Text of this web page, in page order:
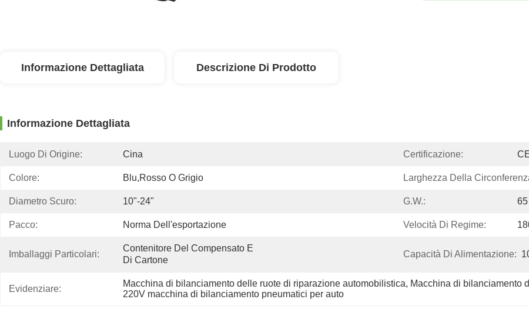
Informazione Dettagliata Descrizione Di Prodotto
Informazione Dettagliata
Luogo Di Origine: Cina Certificazione:
Colore: Blu,rosso O Grigio Larghezza Della
Diametro Scuro: 10"-24" G.W.:
Pacco: Norma Dell'esportazione Velocità Di Regime:
Imballaggi Particolari:
Contenitore Del Compensato E
Di Cartone
Capacità Di Alimentazione:
Evidenziare:
Macchina di bilanciamento delle ruote di riparazione automobilistica, Macchina di bilanciamento
220V macchina di bilanciamento pneumatici per auto